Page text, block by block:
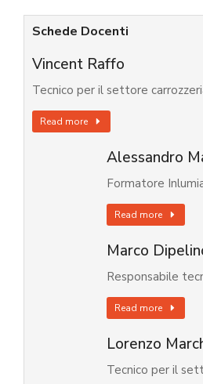
Schede Docenti
Vincent Raffo
Tecnico per il settore
Read more
Alessandro
Formatore
Read more
Marco
Responsabile
Read more
Lorenzo
Tecnico per il